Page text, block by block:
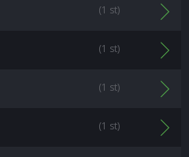
(1 st)
(1 st)
(1 st)
(1 st)